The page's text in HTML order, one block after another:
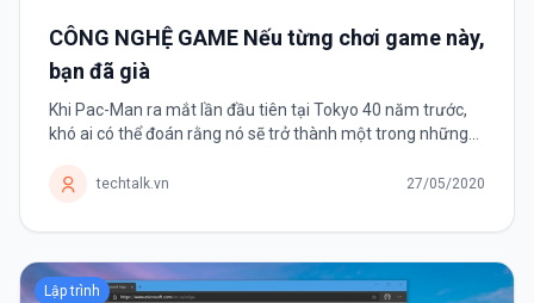
CÔNG NGHỆ GAME Nếu từng chơi game này,
bạn đã già
Khi Pac-Man ra mắt lần đầu tiên tại Tokyo 40 năm trước,
khó ai có thể đoán rằng nó sẽ trở thành một trong những
1970-1980, trò chơi...
techtalk.vn 27/05/2020
Lập trình